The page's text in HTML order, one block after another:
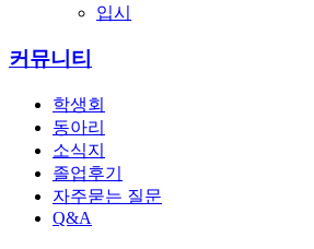
입시
커뮤니티
학생회
동아리
소식지
졸업후기
자주묻는 질문
Q&A